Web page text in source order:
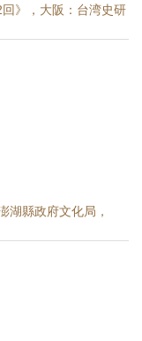
》，大阪：台湾史研
湖縣政府文化局，